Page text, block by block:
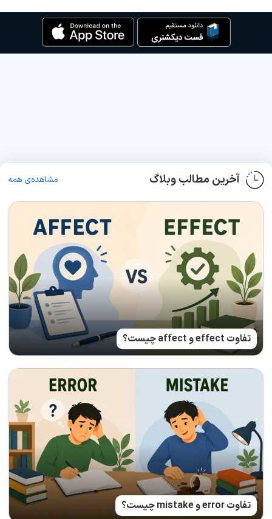
آخرین مطالب وبلاگ مشاهده‌ی همه
تفاوت effect و affect چیست؟
تفاوت error و mistake چیست؟